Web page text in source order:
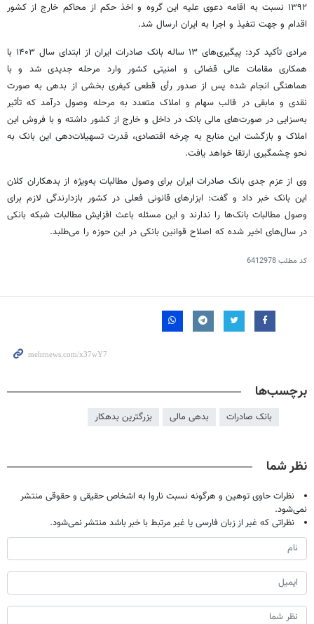
۱۳۹۲ نسبت به اقامه دعوی علیه این گروه و اخذ حکم از محاکم خارج از کشور
اقدام و جهت تنفیذ و اجرا به ایران ارسال شد.
مرادی تأکید کرد: پیگیری‌های ۱۳ ساله بانک صادرات ایران از ابتدای سال ۱۴۰۳ با
همکاری مقامات عالی قضائی و امنیتی کشور وارد مرحله جدیدی شد و با
هماهنگی انجام شده پس از صدور رأی قطعی کیفری بخشی از بدهی به صورت
نقدی و مابقی در قالب سهام و املاک متعدد به مرحله وصول درآمد که تأثیر
به‌سزایی در صورت‌های مالی بانک در داخل و خارج از کشور داشته و با فروش این
املاک و بازگشت این منابع به چرخه اقتصادی، قدرت تسهیلات‌دهی این بانک به
نحو چشمگیری ارتقا خواهد یافت.
وی از عزم جدی بانک صادرات ایران برای وصول مطالبات به‌ویژه از بدهکاران کلان
این بانک خبر داد و گفت: ابزارهای قانونی فعلی در کشور بازدارندگی لازم برای
وصول مطالبات بانک‌ها را ندارند و این مسئله باعث افزایش مطالبات شبکه بانکی
در سال‌های اخیر شده که اصلاح قوانین بانکی در این حوزه را می‌طلبد.
کد مطلب6412978
برچسب‌ها
بانک صادرات بدهی مالی بزرگترین بدهکار
نظر شما
نظرات حاوی توهین و هرگونه نسبت ناروا به اشخاص حقیقی و حقوقی منتشر
نمی‌شود.
نظراتی که غیر از زبان فارسی یا غیر مرتبط با خبر باشد منتشر نمی‌شود.